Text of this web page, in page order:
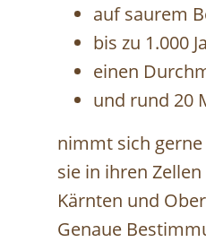
auf saurem
bis zu 1.000
einen
und rund 20
nimmt sich
sie in ihren
Kärnten und
Genaue